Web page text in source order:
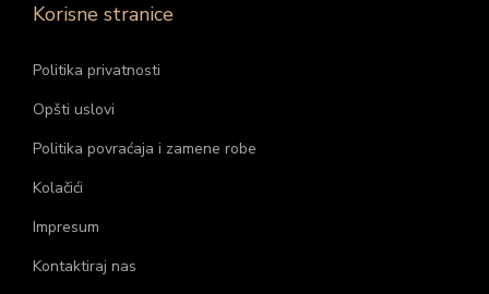
Korisne stranice
Politika privatnosti
Opšti uslovi
Politika povraćaja i zamene robe
Kolačići
Impresum
Kontaktiraj nas